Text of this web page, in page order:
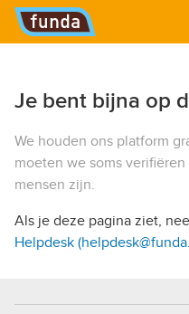
Hoofdmenu
Je bent bijna op
We houden ons platform
moeten we soms
mensen zijn.
Als je deze pagina ziet,
Helpdesk